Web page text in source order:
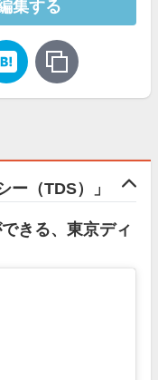
集する
ー（TDS）」
きる、東京ディ